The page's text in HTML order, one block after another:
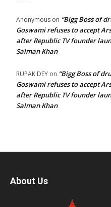
Anonymous on “Bigg Boss of
Goswami refuses to accept
after Republic TV founder
Salman Khan
RUPAK DEY on “Bigg Boss of
Goswami refuses to accept
after Republic TV founder
Salman Khan
About Us